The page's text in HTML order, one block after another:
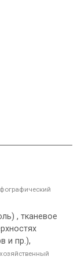
, тканевое
и пр.),